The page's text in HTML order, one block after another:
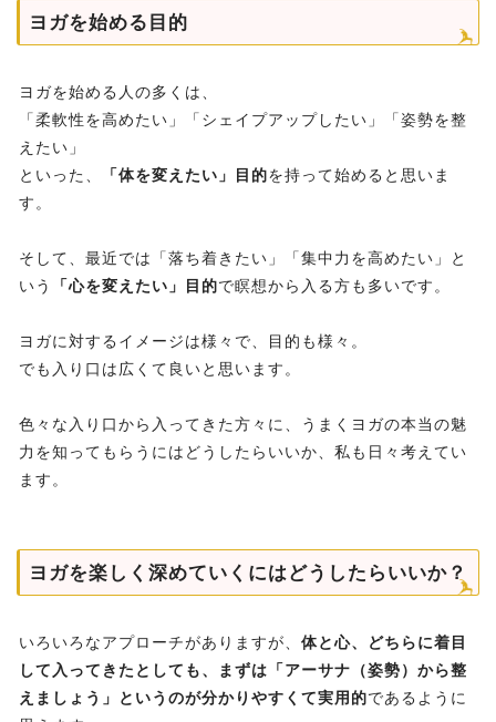
ヨガを始める目的
ヨガを始める人の多くは、
「柔軟性を高めたい」「シェイプアップしたい」「姿勢を整
えたい」
といった、
「体を変えたい」目的を持って始めると思いま
す。
そして、最近では「落ち着きたい」「集中力を高めたい」と
いう
「心を変えたい」目的で瞑想から入る方も多いです。
ヨガに対するイメージは様々で、目的も様々。
でも入り口は広くて良いと思います。
色々な入り口から入ってきた方々に、うまくヨガの本当の魅
力を知ってもらうにはどうしたらいいか、私も日々考えてい
ます。
ヨガを楽しく深めていくにはどうしたらいいか？
いろいろなアプローチがありますが、 体と心、どちらに着目
して入ってきたとしても、まずは「アーサナ（姿勢）から整
えましょう」というのが分かりやすくて実用的であるように